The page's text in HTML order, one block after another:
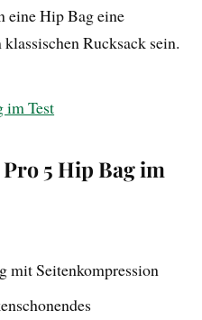
eine Hip Bag eine
Rucksack sein.
5 Hip Bag im
mit Seitenkompression